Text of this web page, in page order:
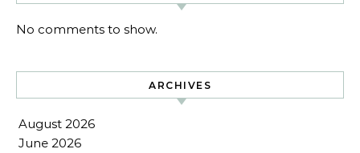
No comments to show.
ARCHIVES
August 2026
June 2026